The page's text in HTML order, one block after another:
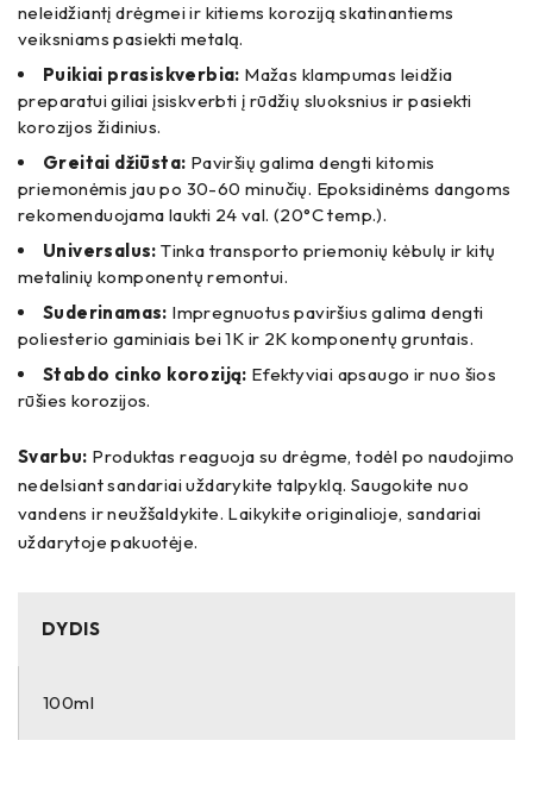
neleidžiantį drėgmei ir kitiems koroziją skatinantiems
veiksniams pasiekti metalą.
Puikiai prasiskverbia: Mažas klampumas leidžia
preparatui giliai įsiskverbti į rūdžių sluoksnius ir pasiekti
korozijos židinius.
Greitai džiūsta: Paviršių galima dengti kitomis
priemonėmis jau po 30-60 minučių. Epoksidinėms dangoms
rekomenduojama laukti 24 val. (20°C temp.).
Universalus: Tinka transporto priemonių kėbulų ir kitų
metalinių komponentų remontui.
Suderinamas: Impregnuotus paviršius galima dengti
poliesterio gaminiais bei 1K ir 2K komponentų gruntais.
Stabdo cinko koroziją: Efektyviai apsaugo ir nuo šios
rūšies korozijos.
Svarbu: Produktas reaguoja su drėgme, todėl po naudojimo
nedelsiant sandariai uždarykite talpyklą. Saugokite nuo
vandens ir neužšaldykite. Laikykite originalioje, sandariai
uždarytoje pakuotėje.
DYDIS
100ml